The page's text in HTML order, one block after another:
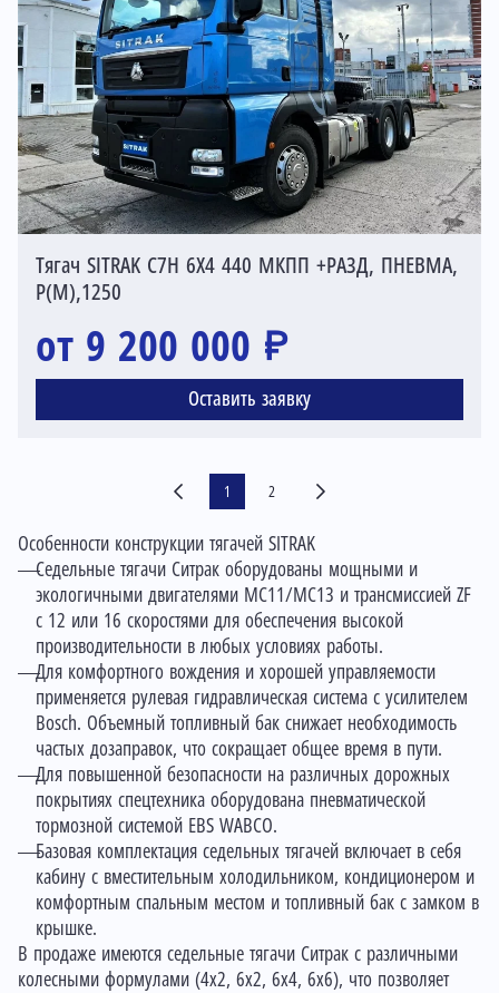
Тягач SITRAK C7H 6X4 440 МКПП +РАЗД, ПНЕВМА,
Р(М),1250
от 9 200 000 ₽
Оставить заявку
1 2
Особенности конструкции тягачей SITRAK
Cедельные тягачи Ситрак оборудованы мощными и
экологичными двигателями MC11/MC13 и трансмиссией ZF
с 12 или 16 скоростями для обеспечения высокой
производительности в любых условиях работы.
Для комфортного вождения и хорошей управляемости
применяется рулевая гидравлическая система с усилителем
Bosch. Объемный топливный бак снижает необходимость
частых дозаправок, что сокращает общее время в пути.
Для повышенной безопасности на различных дорожных
покрытиях спецтехника оборудована пневматической
тормозной системой EBS WABCO.
Базовая комплектация седельных тягачей включает в себя
кабину с вместительным холодильником, кондиционером и
комфортным спальным местом и топливный бак с замком в
крышке.
В продаже имеются седельные тягачи Ситрак с различными
колесными формулами (4x2, 6x2, 6x4, 6x6), что позволяет